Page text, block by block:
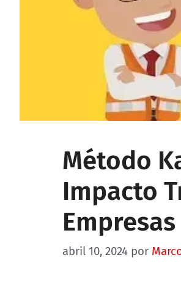
Método
Impacto
Empresas
abril 10, 2024 por